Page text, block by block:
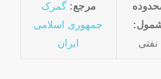
نفتی
مرجع: گمرک
جمهوری اسلامی
ایران